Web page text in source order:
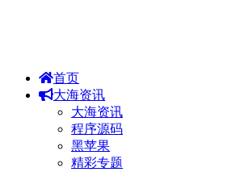
首页
大海资讯
大海资讯
程序源码
黑苹果
精彩专题